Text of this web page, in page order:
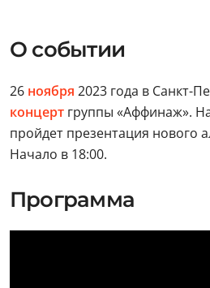
О событии
26 ноября 2023 года в Санкт-
концерт группы «Аффинаж».
пройдет презентация нового
Начало в 18:00.
Программа